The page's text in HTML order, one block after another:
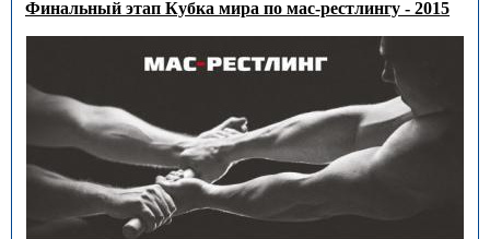
Финальный этап Кубка мира по мас-рестлингу - 2015